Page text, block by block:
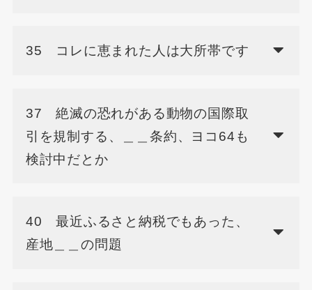
35 コレに恵まれた人は大所帯です
37 絶滅の恐れがある動物の国際取
引を規制する、＿＿条約、ヨコ64も
検討中だとか
40 最近ふるさと納税でもあった、
産地＿＿の問題